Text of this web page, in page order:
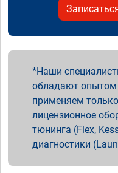
Наши
обладают
применяем
лицензионное
тюнинга (Flex,
диагностики